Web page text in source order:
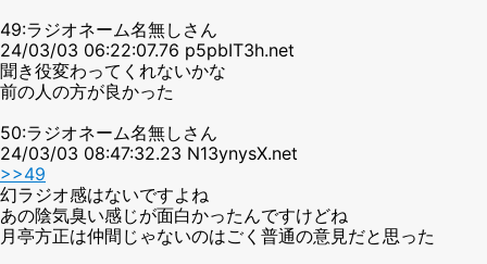
49:ラジオネーム名無しさん
24/03/03 06:22:07.76 p5pbIT3h.net
聞き役変わってくれないかな
前の人の方が良かった
50:ラジオネーム名無しさん
24/03/03 08:47:32.23 N13ynysX.net
>>49
幻ラジオ感はないですよね
あの陰気臭い感じが面白かったんですけどね
月亭方正は仲間じゃないのはごく普通の意見だと思った